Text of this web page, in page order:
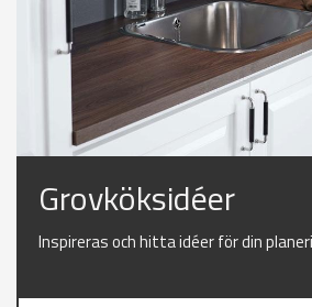
Grovköksidéer
Inspireras och hitta idéer för din